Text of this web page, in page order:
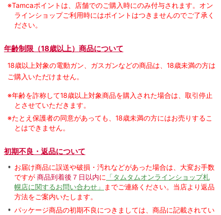
※Tamcaポイントは、店舗でのご購⼊時にのみ付与されます。オン
ラインショップご利用時にはポイントはつきませんのでご了承く
ださい。
年齢制限（18歳以上）商品について
18歳以上対象の電動ガン、ガスガンなどの商品は、18歳未満の方は
ご購入いただけません。
※年齢を詐称して18歳以上対象商品を購入された場合は、取引停止
とさせていただきます。
※たとえ保護者の同意があっても、18歳未満の方にはお売りするこ
とはできません。
初期不良・返品について
お届け商品に誤送や破損・汚れなどがあった場合は、大変お手数
ですが 商品到着後７日以内に 「タムタムオンラインショップ札
幌店に関するお問い合わせ」
までご連絡ください。当店より返品
方法をご案内いたします。
パッケージ商品の初期不良につきましては、商品に記載されてい